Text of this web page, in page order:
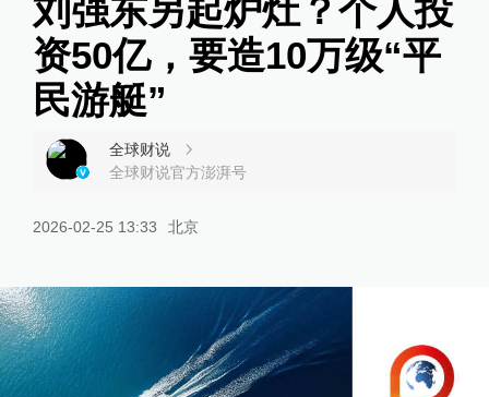
刘强东另起炉灶？个人投
资50亿，要造10万级“平
民游艇”
全球财说
全球财说官方澎湃号
2026-02-25 13:33 北京